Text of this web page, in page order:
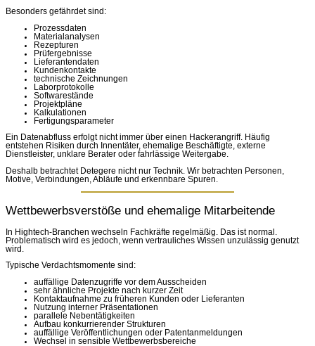
Besonders gefährdet sind:
Prozessdaten
Materialanalysen
Rezepturen
Prüfergebnisse
Lieferantendaten
Kundenkontakte
technische Zeichnungen
Laborprotokolle
Softwarestände
Projektpläne
Kalkulationen
Fertigungsparameter
Ein Datenabfluss erfolgt nicht immer über einen Hackerangriff. Häufig
entstehen Risiken durch Innentäter, ehemalige Beschäftigte, externe
Dienstleister, unklare Berater oder fahrlässige Weitergabe.
Deshalb betrachtet Detegere nicht nur Technik. Wir betrachten Personen,
Motive, Verbindungen, Abläufe und erkennbare Spuren.
Wettbewerbsverstöße und ehemalige Mitarbeitende
In Hightech-Branchen wechseln Fachkräfte regelmäßig. Das ist normal.
Problematisch wird es jedoch, wenn vertrauliches Wissen unzulässig genutzt
wird.
Typische Verdachtsmomente sind:
auffällige Datenzugriffe vor dem Ausscheiden
sehr ähnliche Projekte nach kurzer Zeit
Kontaktaufnahme zu früheren Kunden oder Lieferanten
Nutzung interner Präsentationen
parallele Nebentätigkeiten
Aufbau konkurrierender Strukturen
auffällige Veröffentlichungen oder Patentanmeldungen
Wechsel in sensible Wettbewerbsbereiche